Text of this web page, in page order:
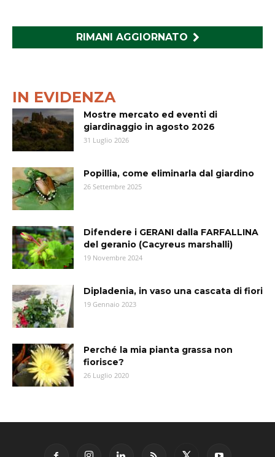
RIMANI AGGIORNATO
IN EVIDENZA
Mostre mercato ed eventi di
giardinaggio in agosto 2026
31 Luglio 2026
Popillia, come eliminarla dal giardino
26 Settembre 2025
Difendere i GERANI dalla FARFALLINA
del geranio (Cacyreus marshalli)
19 Novembre 2024
Dipladenia, in vaso una cascata di fiori
19 Gennaio 2023
Perché la mia pianta grassa non
fiorisce?
26 Luglio 2020